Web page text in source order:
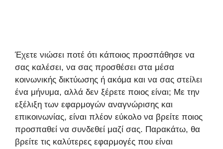
Έχετε νιώσει ποτέ ότι κάποιος προσπάθησε να
σας καλέσει, να σας προσθέσει στα μέσα
κοινωνικής δικτύωσης ή ακόμα και να σας στείλει
ένα μήνυμα, αλλά δεν ξέρετε ποιος είναι; Με την
εξέλιξη των εφαρμογών αναγνώρισης και
επικοινωνίας, είναι πλέον εύκολο να βρείτε ποιος
προσπαθεί να συνδεθεί μαζί σας. Παρακάτω, θα
βρείτε τις καλύτερες εφαρμογές που είναι